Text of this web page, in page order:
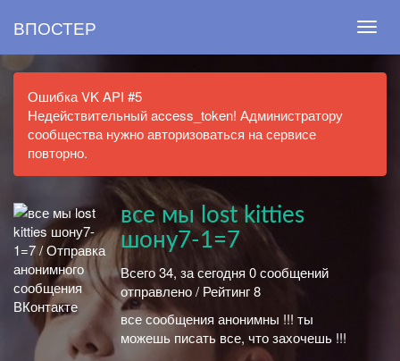
ВПОСТЕР
Ошибка VK API #5
Недействительный access_token! Администратору
сообщества нужно авторизоваться на сервисе
повторно.
все мы lost kitties
шону7-1=7
Всего 34, за сегодня 0 сообщений
отправлено / Рейтинг 8
все сообщения анонимны !!! ты
можешь писать все, что захочешь !!!